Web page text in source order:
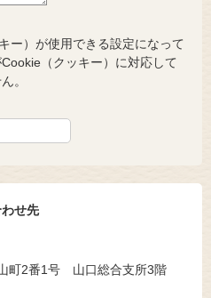
ー）が使用できる設定になって
（クッキー）に対応して
。
せ先
町2番1号 山口総合支所3階